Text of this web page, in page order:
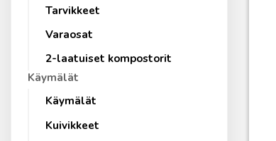
Tarvikkeet
Varaosat
2-laatuiset kompostorit
Käymälät
Käymälät
Kuivikkeet